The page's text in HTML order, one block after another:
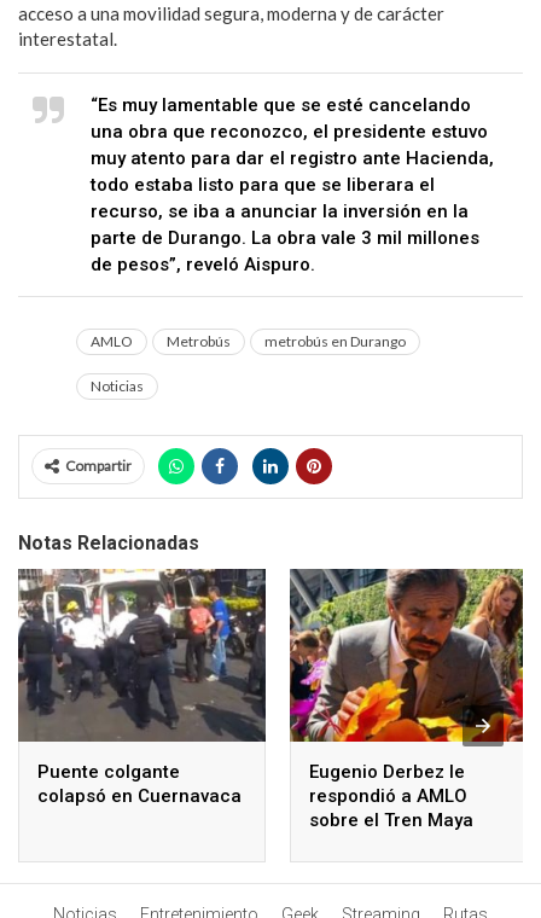
acceso a una movilidad segura, moderna y de carácter
interestatal.
“Es muy lamentable que se esté cancelando
una obra que reconozco, el presidente estuvo
muy atento para dar el registro ante Hacienda,
todo estaba listo para que se liberara el
recurso, se iba a anunciar la inversión en la
parte de Durango. La obra vale 3 mil millones
de pesos”, reveló Aispuro.
AMLO Metrobús metrobús en Durango
Noticias
Compartir
Notas Relacionadas
Puente colgante
colapsó en Cuernavaca
Eugenio Derbez le
respondió a AMLO
sobre el Tren Maya
Noticias Entretenimiento Geek Streaming Rutas